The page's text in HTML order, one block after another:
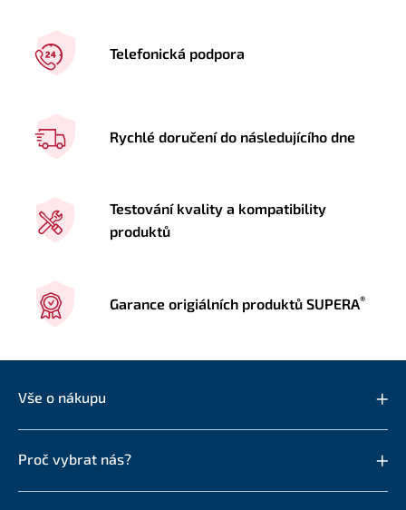
Telefonická podpora
Rychlé doručení do následujícího dne
Testování kvality a kompatibility
produktů
Garance origiálních produktů SUPERA®
Vše o nákupu
Proč vybrat nás?